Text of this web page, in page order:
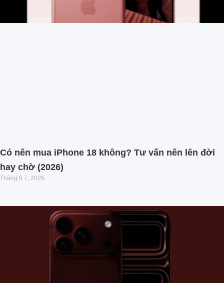
Có nên mua iPhone 18 không? Tư vấn nên lên đời
hay chờ (2026)
Tháng 8 7, 2026